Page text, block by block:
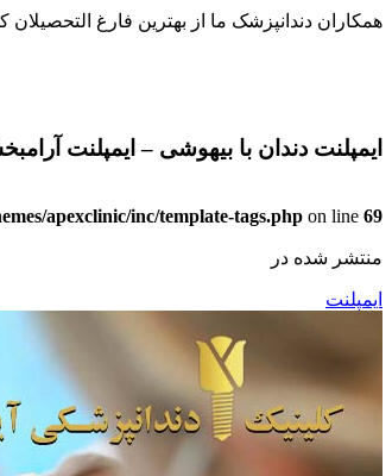
همکاران دندانپزشک ما از بهترين فارغ التحصيلان
ایمپلنت دندان با بیهوشی – ایمپلنت
apexclinic/inc/template-tags.php on line 69
منتشر شده در
ایمپلنت